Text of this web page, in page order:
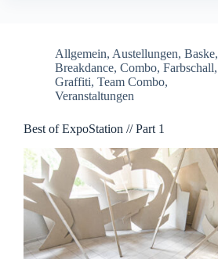
Allgemein, Austellungen, Baske,
Breakdance, Combo, Farbschall,
Graffiti, Team Combo,
Veranstaltungen
Best of ExpoStation // Part 1